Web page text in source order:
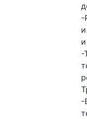
-
-
-